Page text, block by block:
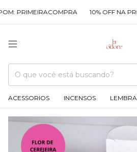
PRIMEIRACOMPRA 10% OFF NA
ACESSORIOS INCENSOS